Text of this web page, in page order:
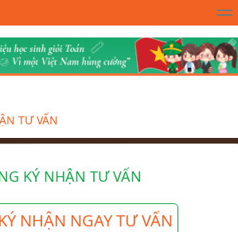
MATHX Học toán - Lớp 1
TƯ VẤN
KÝ NHẬN TƯ VẤN
NHẬN NGAY TƯ VẤN